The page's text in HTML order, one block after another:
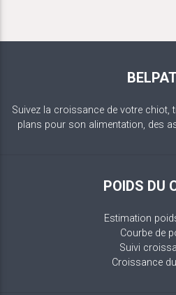
Suivez la croissance de votre chiot,
plans pour son alimentation, des
POIDS DU
Estimation
Courbe de
Suivi
Croissance